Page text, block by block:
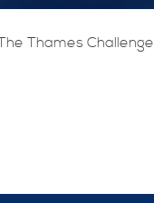
Thames